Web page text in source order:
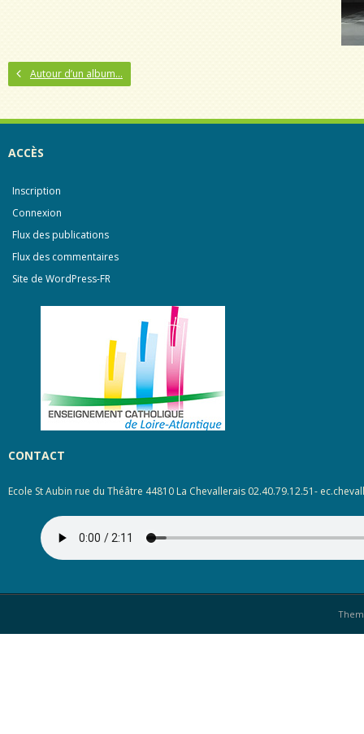
Autour d’un album…
ACCÈS
Inscription
Connexion
Flux des publications
Flux des commentaires
Site de WordPress-FR
CONTACT
Ecole St Aubin rue du Théâtre 44810 La Chevallerais 02.40.79.12.51-